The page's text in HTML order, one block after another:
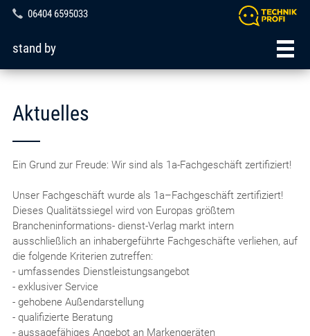
06404 6595033
stand by
Aktuelles
Ein Grund zur Freude: Wir sind als 1a-Fachgeschäft zertifiziert!
Unser Fachgeschäft wurde als 1a–Fachgeschäft zertifiziert!
Dieses Qualitätssiegel wird von Europas größtem
Brancheninformations- dienst-Verlag markt intern
ausschließlich an inhabergeführte Fachgeschäfte verliehen, auf
die folgende Kriterien zutreffen:
- umfassendes Dienstleistungsangebot
- exklusiver Service
- gehobene Außendarstellung
- qualifizierte Beratung
- aussagefähiges Angebot an Markengeräten